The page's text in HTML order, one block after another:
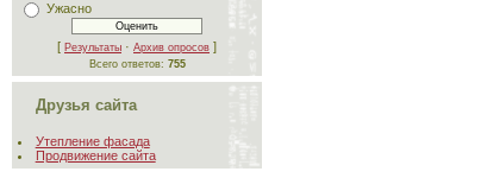
Ужасно
[ Результаты · Архив опросов ]
Всего ответов: 755
Друзья сайта
Утепление фасада
Продвижение сайта